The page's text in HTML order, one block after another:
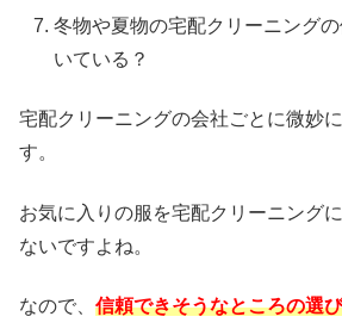
冬物や夏物の宅配クリーニング
いている？
宅配クリーニングの会社ごとに微妙
す。
お気に入りの服を宅配クリーニング
ないですよね。
なので、 信頼できそうなところの選